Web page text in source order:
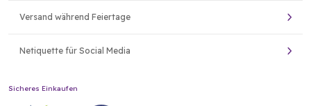
Versand während Feiertage
Netiquette für Social Media
Sicheres Einkaufen